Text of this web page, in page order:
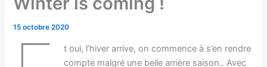
15 octobre 2020
t oui, l’hiver arrive, on commence à s’en rendre
compte malgré une belle arrière saison.. Avec